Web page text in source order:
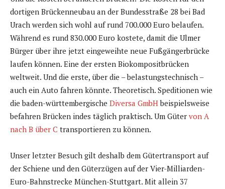
dortigen Brückenneubau an der Bundesstraße 28 bei Bad
Urach werden sich wohl auf rund 700.000 Euro belaufen.
Während es rund 830.000 Euro kostete, damit die Ulmer
Bürger über ihre jetzt eingeweihte neue Fußgängerbrücke
laufen können. Eine der ersten Biokompositbrücken
weltweit. Und die erste, über die – belastungstechnisch –
auch ein Auto fahren könnte. Theoretisch. Speditionen wie
die baden-württembergische Diversa GmbHbeispielsweise
befahren Brücken indes täglich praktisch. Um Güter von A
nach B über C transportieren zu können.
Unser letzter Besuch gilt deshalb dem Gütertransport auf
der Schiene und den Güterzügen auf der Vier-Milliarden-
Euro-Bahnstrecke München-Stuttgart. Mit allein 37